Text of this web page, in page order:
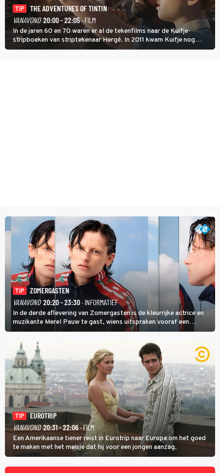
TIP
THE ADVENTURES OF TINTIN
VANAVOND 20:00 - 22:05· FILM
In de jaren 60 en 70 waren er al de tekenfilms naar de Kuifje-
stripboeken van striptekenaar Hergé. In 2011 kwam Kuifje nog
meer tot leven in The Adventures of Tintin van Steven Spielberg.
TIP
ZOMERGASTEN
VANAVOND 20:20 - 23:30· INFORMATIEF
In de derde aflevering van Zomergasten is de kleurrijke actrice en
muzikante Merel Pauw te gast, wiens uitspraken vooraf een
boeiende avond beloven: 'Mijn ideale televisieavond is zoals mijn
identiteit: grenzeloos, absurd en vol angsten'.
TIP
EUROTRIP
VANAVOND 20:31 - 22:06· FILM
Een Amerikaanse tiener reist in Eurotrip naar Europa om het goed
te maken met het meisje dat hij voor een jongen aanzag.